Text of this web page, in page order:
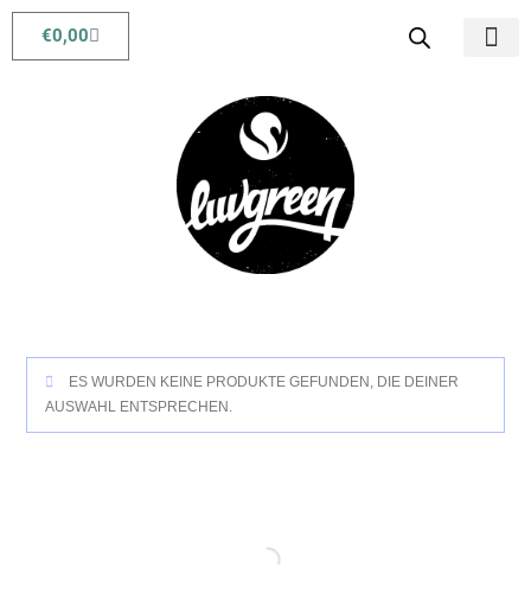
€0,00
ES WURDEN KEINE PRODUKTE GEFUNDEN, DIE DEINER
AUSWAHL ENTSPRECHEN.